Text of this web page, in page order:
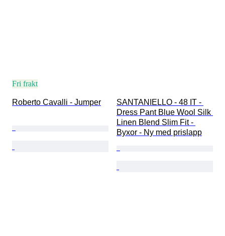
Fri frakt
Roberto Cavalli - Jumper
SANTANIELLO - 48 IT -
Dress Pant Blue Wool Silk
Linen Blend Slim Fit -
Byxor - Ny med prislapp